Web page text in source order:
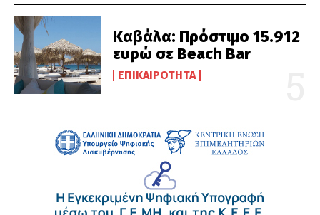
Καβάλα: Πρόστιμο 15.912
ευρώ σε Beach Bar
ΕΠΙΚΑΙΡΌΤΗΤΑ